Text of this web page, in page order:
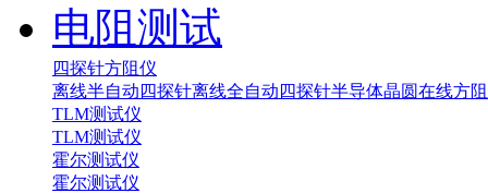
电阻测试
四探针方阻仪
离线半自动四探针离线全自动四探针半导体晶圆在线方
TLM测试仪
TLM测试仪
霍尔测试仪
霍尔测试仪